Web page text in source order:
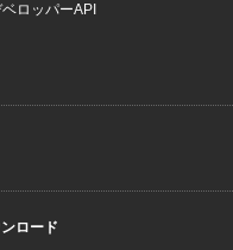
ロッパーAPI
ロード